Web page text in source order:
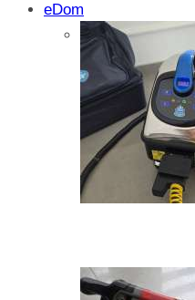
Isprobali
Zašto dolazi
eDom